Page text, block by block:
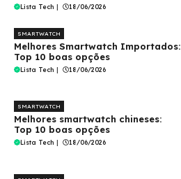
Lista Tech | 18/06/2026
SMARTWATCH
Melhores Smartwatch Importados:
Top 10 boas opções
Lista Tech | 18/06/2026
SMARTWATCH
Melhores smartwatch chineses:
Top 10 boas opções
Lista Tech | 18/06/2026